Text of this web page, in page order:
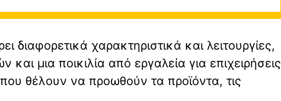
διαφορετικά χαρακτηριστικά και λειτουργίες,
μια ποικιλία από εργαλεία για επιχειρήσεις
θέλουν να προωθούν τα προϊόντα, τις